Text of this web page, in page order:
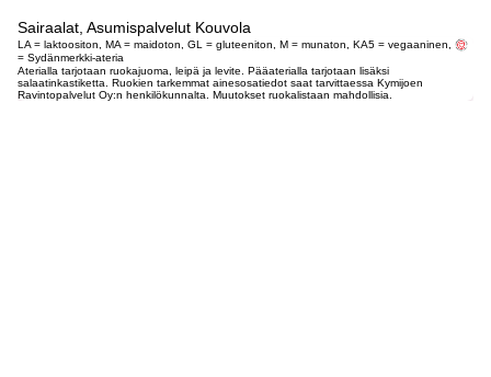
Sairaalat, Asumispalvelut Kouvola
LA = laktoositon, MA = maidoton, GL = gluteeniton, M = munaton, KA5 = vegaaninen,
= Sydänmerkki-ateria
Aterialla tarjotaan ruokajuoma, leipä ja levite. Pääaterialla tarjotaan lisäksi
salaatinkastiketta. Ruokien tarkemmat ainesosatiedot saat tarvittaessa Kymijoen
Ravintopalvelut Oy:n henkilökunnalta. Muutokset ruokalistaan mahdollisia.